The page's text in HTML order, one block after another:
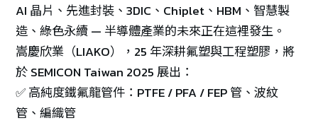
AI 晶片、先進封裝、3DIC、Chiplet、HBM、智慧製
造、綠色永續 — 半導體產業的未來正在這裡發生。
嵩慶欣業（LIAKO），25 年深耕氟塑與工程塑膠，將
於 SEMICON Taiwan 2025 展出：
✅ 高純度鐵氟龍管件：PTFE / PFA / FEP 管、波紋
管、編織管